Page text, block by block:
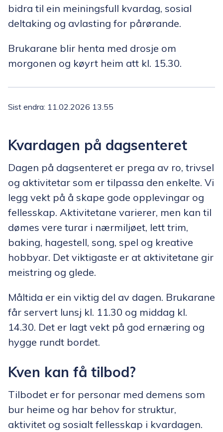
bidra til ein meiningsfull kvardag, sosial
deltaking og avlasting for pårørande.
Brukarane blir henta med drosje om
morgonen og køyrt heim att kl. 15.30.
Sist endra 11.02.2026 13.55
Kvardagen på dagsenteret
Dagen på dagsenteret er prega av ro, trivsel
og aktivitetar som er tilpassa den enkelte. Vi
legg vekt på å skape gode opplevingar og
fellesskap. Aktivitetane varierer, men kan til
dømes vere turar i nærmiljøet, lett trim,
baking, hagestell, song, spel og kreative
hobbyar. Det viktigaste er at aktivitetane gir
meistring og glede.
Måltida er ein viktig del av dagen. Brukarane
får servert lunsj kl. 11.30 og middag kl.
14.30. Det er lagt vekt på god ernæring og
hygge rundt bordet.
Kven kan få tilbod?
Tilbodet er for personar med demens som
bur heime og har behov for struktur,
aktivitet og sosialt fellesskap i kvardagen.